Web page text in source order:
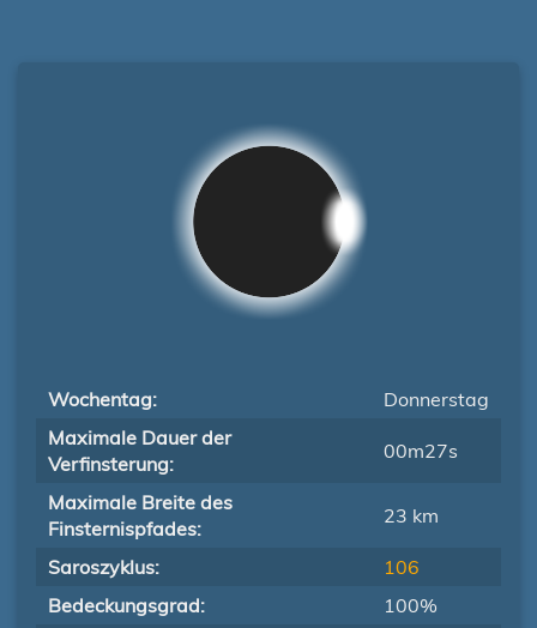
Wochentag:
Donnerstag
Maximale Dauer der
Verfinsterung:
00m27s
Maximale Breite des
Finsternispfades:
23 km
Saroszyklus:
106
Bedeckungsgrad:
100%